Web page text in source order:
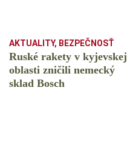
AKTUALITY, BEZPEČNOSŤ
Ruské rakety v kyjevskej
oblasti zničili nemecký
sklad Bosch